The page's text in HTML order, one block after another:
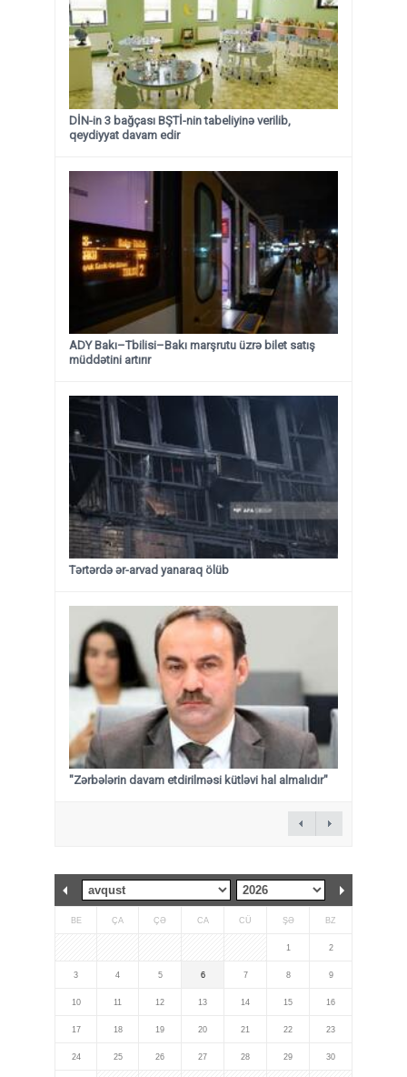
DİN-in 3 bağçası BŞTİ-nin tabeliyinə verilib,
qeydiyyat davam edir
ADY Bakı–Tbilisi–Bakı marşrutu üzrə bilet satış
müddətini artırır
Tərtərdə ər-arvad yanaraq ölüb
"Zərbələrin davam etdirilməsi kütləvi hal almalıdır"
BE ÇA ÇƏ CA CÜ ŞƏ BZ
1 2
3 4 5 6 7 8 9
10 11 12 13 14 15 16
17 18 19 20 21 22 23
24 25 26 27 28 29 30